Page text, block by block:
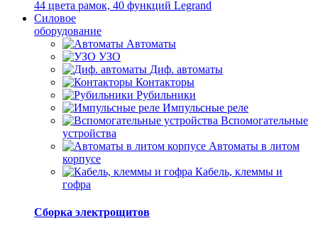
44 цвета рамок, 40 функций Legrand
Силовое
оборудование
Автоматы
УЗО
Диф. автоматы
Контакторы
Рубильники
Импульсные реле
Вспомогательные
устройства
Автоматы в литом
корпусе
Кабель, клеммы и
гофра
Сборка электрощитов